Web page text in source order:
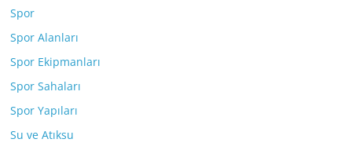
Spor
Spor Alanları
Spor Ekipmanları
Spor Sahaları
Spor Yapıları
Su ve Atıksu